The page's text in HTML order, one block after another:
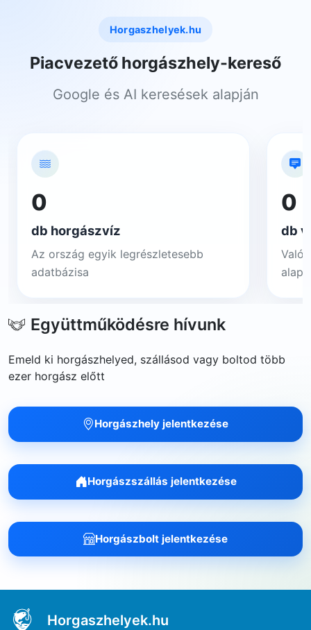
Horgaszhelyek.hu
Piacvezető horgászhely-kereső
Google és AI keresések alapján
0
db horgászvíz
Az ország egyik legrészletesebb
adatbázisa
0
db
Együttműködésre hívunk
Emeld ki horgászhelyed, szállásod vagy boltod több
ezer horgász előtt
Horgászhely jelentkezése
Horgászszállás jelentkezése
Horgászbolt jelentkezése
Horgaszhelyek.hu